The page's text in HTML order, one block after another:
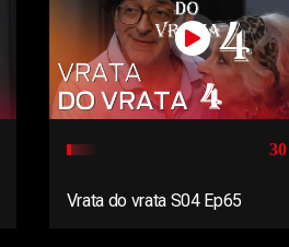
Vrata do vrata S04 Ep65